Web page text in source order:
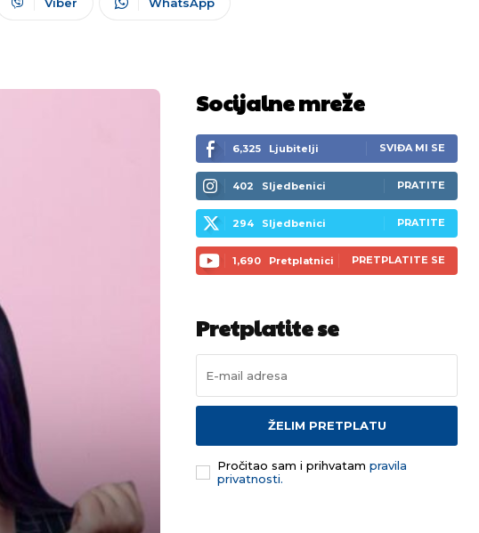
Socijalne mreže
6,325 Ljubitelji SVIĐA MI SE
402 Sljedbenici PRATITE
294 Sljedbenici PRATITE
1,690 Pretplatnici PRETPLATITE SE
Pretplatite se
ŽELIM PRETPLATU
Pročitao sam i prihvatam pravila
privatnosti.